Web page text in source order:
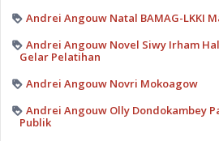
Andrei Angouw Natal BAMAG-LKKI
Andrei Angouw Novel Siwy Irham
Gelar Pelatihan
Andrei Angouw Novri Mokoagow
Andrei Angouw Olly Dondokambey
Publik